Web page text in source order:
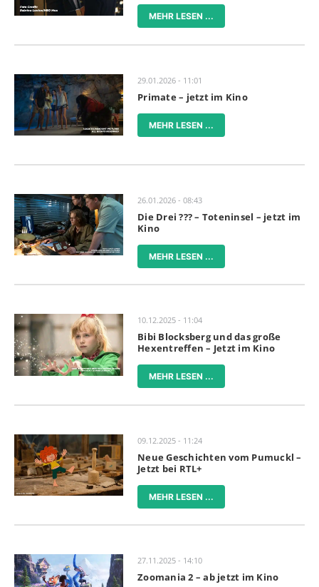
MEHR LESEN ...
29.01.2026 - 11:01
Primate – jetzt im Kino
MEHR LESEN ...
26.01.2026 - 08:43
Die Drei ??? – Toteninsel – jetzt im
Kino
MEHR LESEN ...
10.12.2025 - 11:04
Bibi Blocksberg und das große
Hexentreffen – Jetzt im Kino
MEHR LESEN ...
09.12.2025 - 11:24
Neue Geschichten vom Pumuckl –
Jetzt bei RTL+
MEHR LESEN ...
27.11.2025 - 14:10
Zoomania 2 – ab jetzt im Kino